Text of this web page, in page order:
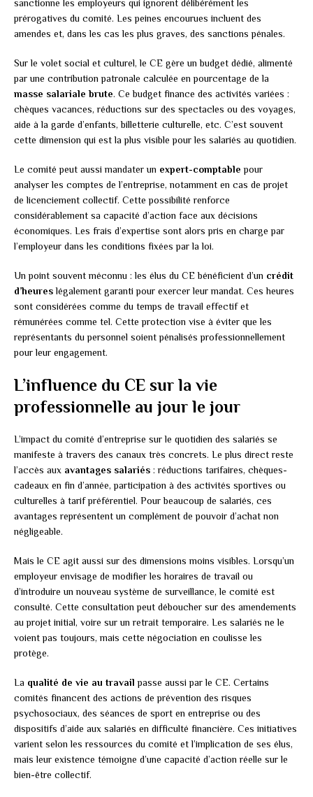
sanctionne les employeurs qui ignorent délibérément les
prérogatives du comité. Les peines encourues incluent des
amendes et, dans les cas les plus graves, des sanctions pénales.
Sur le volet social et culturel, le CE gère un budget dédié, alimenté
par une contribution patronale calculée en pourcentage de la
masse salariale brute. Ce budget finance des activités variées :
chèques vacances, réductions sur des spectacles ou des voyages,
aide à la garde d’enfants, billetterie culturelle, etc. C’est souvent
cette dimension qui est la plus visible pour les salariés au quotidien.
Le comité peut aussi mandater un expert-comptable pour
analyser les comptes de l’entreprise, notamment en cas de projet
de licenciement collectif. Cette possibilité renforce
considérablement sa capacité d’action face aux décisions
économiques. Les frais d’expertise sont alors pris en charge par
l’employeur dans les conditions fixées par la loi.
Un point souvent méconnu : les élus du CE bénéficient d’un crédit
d’heureslégalement garanti pour exercer leur mandat. Ces heures
sont considérées comme du temps de travail effectif et
rémunérées comme tel. Cette protection vise à éviter que les
représentants du personnel soient pénalisés professionnellement
pour leur engagement.
L’influence du CE sur la vie
professionnelle au jour le jour
L’impact du comité d’entreprise sur le quotidien des salariés se
manifeste à travers des canaux très concrets. Le plus direct reste
l’accès aux avantages salariés : réductions tarifaires, chèques-
cadeaux en fin d’année, participation à des activités sportives ou
culturelles à tarif préférentiel. Pour beaucoup de salariés, ces
avantages représentent un complément de pouvoir d’achat non
négligeable.
Mais le CE agit aussi sur des dimensions moins visibles. Lorsqu’un
employeur envisage de modifier les horaires de travail ou
d’introduire un nouveau système de surveillance, le comité est
consulté. Cette consultation peut déboucher sur des amendements
au projet initial, voire sur un retrait temporaire. Les salariés ne le
voient pas toujours, mais cette négociation en coulisse les
protège.
La qualité de vie au travail passe aussi par le CE. Certains
comités financent des actions de prévention des risques
psychosociaux, des séances de sport en entreprise ou des
dispositifs d’aide aux salariés en difficulté financière. Ces initiatives
varient selon les ressources du comité et l’implication de ses élus,
mais leur existence témoigne d’une capacité d’action réelle sur le
bien-être collectif.